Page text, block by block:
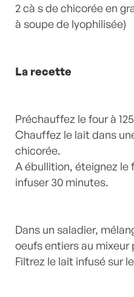
2 cà s de chicorée en
à soupe de lyophilisée)
La recette
Préchauffez le four à
Chauffez le lait dans
chicorée.
A ébullition, éteignez le
infuser 30 minutes.
Dans un saladier,
oeufs entiers au mixeur
Filtrez le lait infusé sur